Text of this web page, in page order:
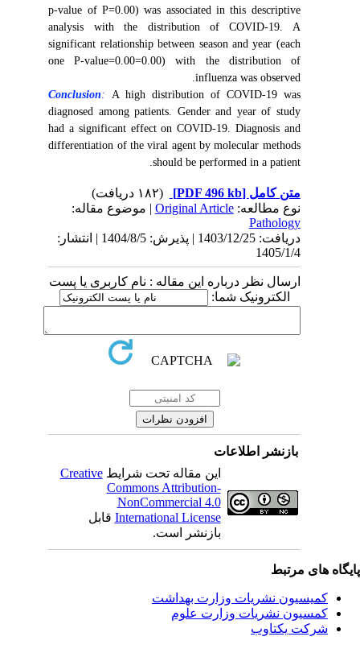
p-value of P=0.00) was associated in this descriptive
analysis with the distribution of COVID-19. A
significant relationship between season and year (each
one P-value=0.00=0.00) with the distribution of
influenza was observed.
Conclusion :
A high distribution of COVID-19 was
diagnosed among patients. Gender and year of study
had a significant effect on COVID-19. Diagnosis and
differentiation of the viral agent by molecular methods
should be performed in a patient.
متن کامل[PDF 496 kb]
نوع مطالعه:Original Article| موضوع مقاله:
Pathology
دریافت: 1403/12/25 | پذیرش: 1404/8/5 | انتشار:
1405/1/4
ارسال نظر درباره این مقاله : نام کاربری یا پست
الکترونیک شما:
بازنشر اطلاعات
این مقاله تحت شرایطCreative
Commons Attribution-
NonCommercial 4.0
International Licenseقابل
بازنشر است.
های مرتبط
کمیسیون نشریات وزارت بهداشت
کمسیون نشریات وزارت علوم
شرکت یکتاوب